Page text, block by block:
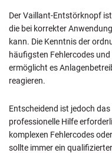
Der Vaillant-Entstörknopf
die bei korrekter
kann. Die Kenntnis der
häufigsten Fehlercodes
ermöglicht es
reagieren.
Entscheidend ist jedoch
professionelle Hilfe
komplexen Fehlercodes
sollte immer ein